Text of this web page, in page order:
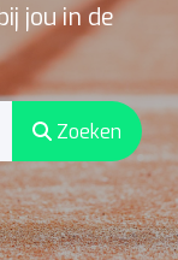
jou in de
Zoeken